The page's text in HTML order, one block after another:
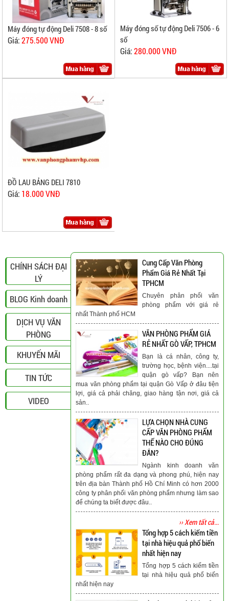
Máy đóng tự động Deli 7508 - 8 số
Giá:275.500 VNĐ
Máy đóng số tự động Deli 7506 - 6
số
Giá:280.000 VNĐ
ĐỒ LAU BẢNG DELI 7810
Giá: 18.000 VNĐ
CHÍNH SÁCH ĐẠI
LÝ
BLOG Kinh doanh
DỊCH VỤ VĂN
PHÒNG
KHUYẾN MÃI
TIN TỨC
VIDEO
Cung Cấp Văn Phòng
Phẩm Giá Rẻ Nhất Tại
TPHCM
Chuyên phân phối văn
phòng phẩm với giá rẻ
nhất Thành phố HCM
VĂN PHÒNG PHẨM GIÁ
RẺ NHẤT GÒ VẤP, TPHCM
Bạn là cá nhân, công ty,
trường học, bệnh viện....tại
quận gò vấp? Bạn nên
mua văn phòng phẩm tại quận Gò Vấp ở đâu tiện
lợi, giá cả phải chăng, giao hàng tận nơi, giá cả
sản..
LỰA CHỌN NHÀ CUNG
CẤP VĂN PHÒNG PHẨM
THẾ NÀO CHO ĐÚNG
ĐẮN?
Ngành kinh doanh văn
phòng phẩm rất đa dạng và phong phú, hiện nay
trên địa bàn Thành phố Hồ Chí Minh có hơn 2000
công ty phân phối văn phòng phẩm nhưng làm sao
để chúng ta biết được đâu..
›› Xem tất cả...
Tổng hợp 5 cách kiếm tiền
tại nhà hiệu quả phổ biến
nhất hiện nay
Tổng hợp 5 cách kiếm tiền
tại nhà hiệu quả phổ biến
nhất hiện nay